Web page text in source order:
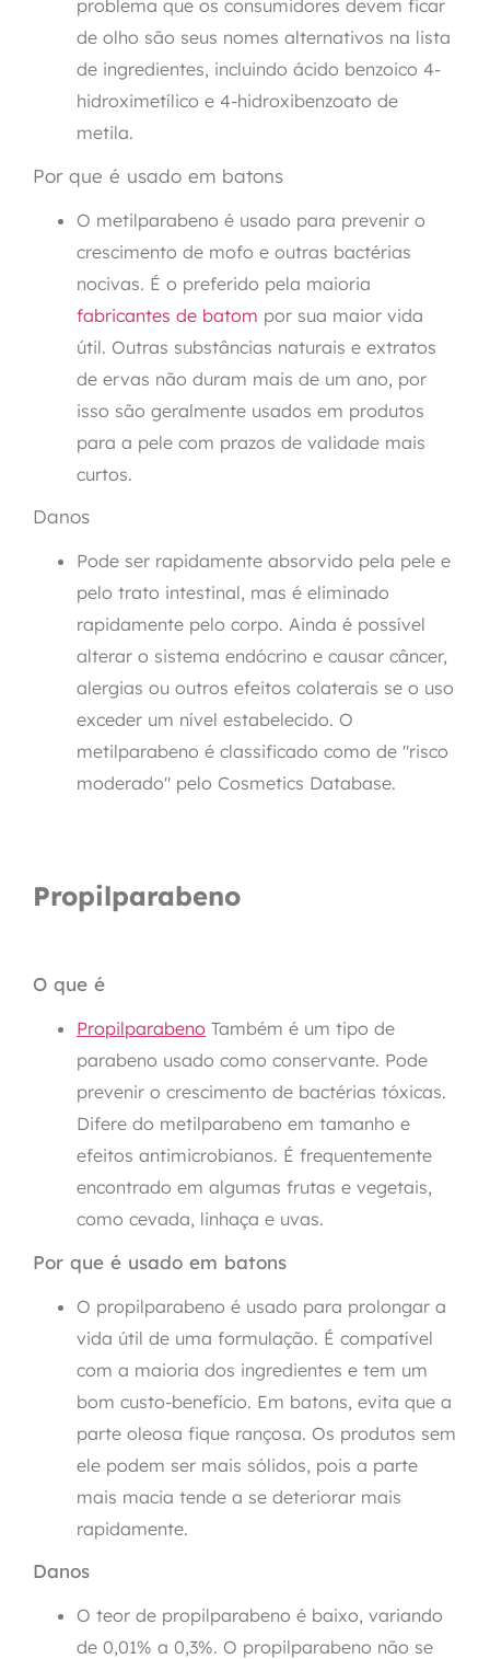
problema que os consumidores devem ficar
de olho são seus nomes alternativos na lista
de ingredientes, incluindo ácido benzoico 4-
hidroximetílico e 4-hidroxibenzoato de
metila.
Por que é usado em batons
O metilparabeno é usado para prevenir o
crescimento de mofo e outras bactérias
nocivas. É o preferido pela maioria
fabricantes de batom por sua maior vida
útil. Outras substâncias naturais e extratos
de ervas não duram mais de um ano, por
isso são geralmente usados em produtos
para a pele com prazos de validade mais
curtos.
Danos
Pode ser rapidamente absorvido pela pele e
pelo trato intestinal, mas é eliminado
rapidamente pelo corpo. Ainda é possível
alterar o sistema endócrino e causar câncer,
alergias ou outros efeitos colaterais se o uso
exceder um nível estabelecido. O
metilparabeno é classificado como de "risco
moderado" pelo Cosmetics Database.
Propilparabeno
O que é
Propilparabeno Também é um tipo de
parabeno usado como conservante. Pode
prevenir o crescimento de bactérias tóxicas.
Difere do metilparabeno em tamanho e
efeitos antimicrobianos. É frequentemente
encontrado em algumas frutas e vegetais,
como cevada, linhaça e uvas.
Por que é usado em batons
O propilparabeno é usado para prolongar a
vida útil de uma formulação. É compatível
com a maioria dos ingredientes e tem um
bom custo-benefício. Em batons, evita que a
parte oleosa fique rançosa. Os produtos sem
ele podem ser mais sólidos, pois a parte
mais macia tende a se deteriorar mais
rapidamente.
Danos
O teor de propilparabeno é baixo, variando
de 0,01% a 0,3%. O propilparabeno não se